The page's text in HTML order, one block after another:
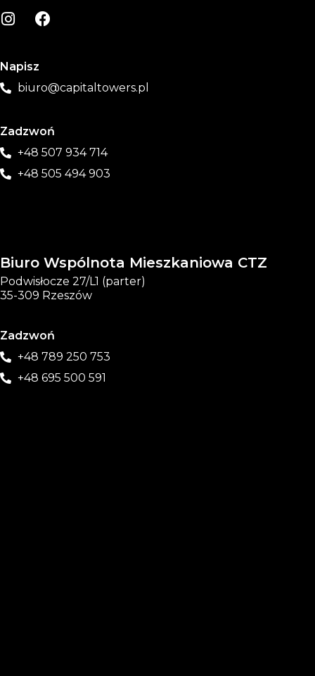
Napisz
biuro@capitaltowers.pl
Zadzwoń
+48 507 934 714
+48 505 494 903
Biuro Wspólnota Mieszkaniowa CTZ
Podwisłocze 27/L1 (parter)
35-309 Rzeszów
Zadzwoń
+48 789 250 753
+48 695 500 591